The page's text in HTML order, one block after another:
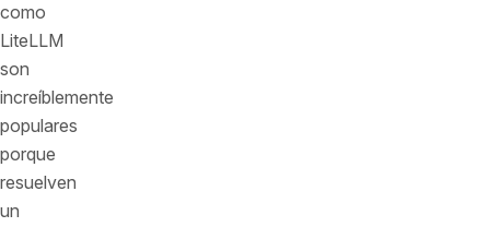
como
LiteLLM
son
increíblemente
populares
porque
resuelven
un